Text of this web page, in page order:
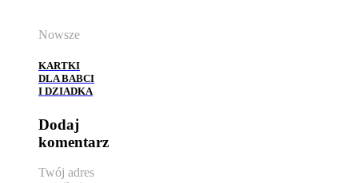
Nowsze
KARTKI
DLA BABCI
I DZIADKA
Dodaj
komentarz
Twój adres